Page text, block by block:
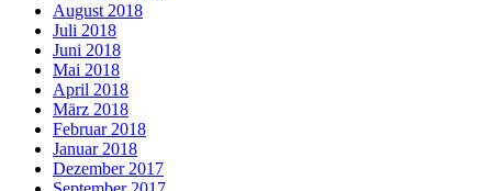
August 2018
Juli 2018
Juni 2018
Mai 2018
April 2018
März 2018
Februar 2018
Januar 2018
Dezember 2017